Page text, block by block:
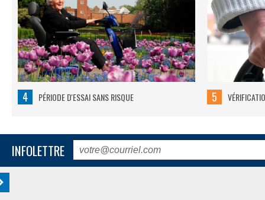
4 PÉRIODE D'ESSAI SANS RISQUE 5
INFOLETTRE